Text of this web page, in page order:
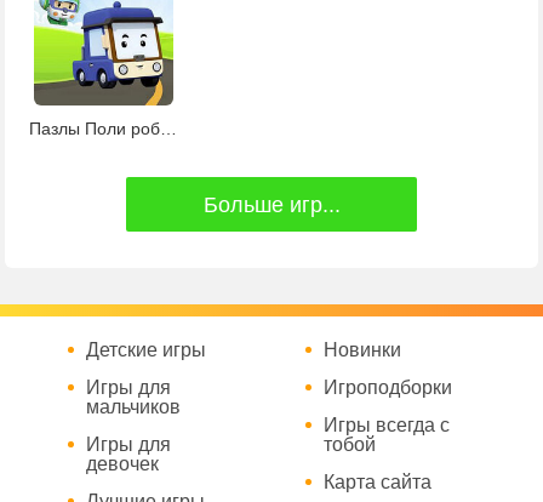
Пазлы Поли робокар
Больше игр...
Детские игры
Игры для
мальчиков
Игры для
девочек
Новинки
Игроподборки
Игры всегда с
тобой
Карта сайта